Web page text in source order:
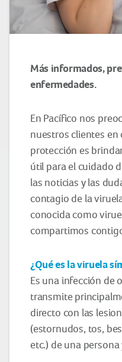
Más informados,
enfermedades.
En Pacífico nos
nuestros clientes en
protección es
útil para el cuidado
las noticias y las
contagio de la
conocida como
compartimos
¿Qué es la viruela
Es una infección de
transmite
directo con las
(estornudos, tos,
etc.) de una